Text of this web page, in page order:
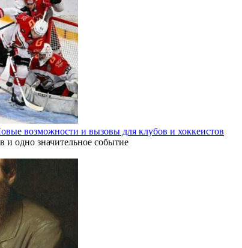
возможности и вызовы для клубов и хоккеистов
и одно значительное событие